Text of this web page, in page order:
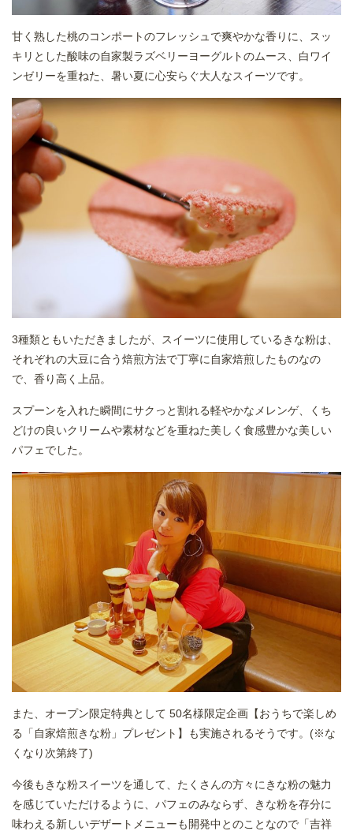
甘く熟した桃のコンポートのフレッシュで爽やかな香りに、スッ
キリとした酸味の自家製ラズベリーヨーグルトのムース、白ワイ
ンゼリーを重ねた、暑い夏に心安らぐ大人なスイーツです。
3種類ともいただきましたが、スイーツに使用しているきな粉は、
それぞれの大豆に合う焙煎方法で丁寧に自家焙煎したものなの
で、香り高く上品。
スプーンを入れた瞬間にサクっと割れる軽やかなメレンゲ、くち
どけの良いクリームや素材などを重ねた美しく食感豊かな美しい
パフェでした。
また、オープン限定特典として 50名様限定企画【おうちで楽しめ
る「自家焙煎きな粉」プレゼント】も実施されるそうです。(※な
くなり次第終了)
今後もきな粉スイーツを通して、たくさんの方々にきな粉の魅力
を感じていただけるように、パフェのみならず、きな粉を存分に
味わえる新しいデザートメニューも開発中とのことなので「吉祥